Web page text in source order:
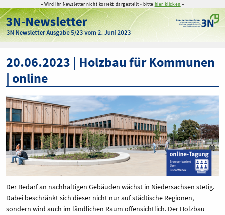
– Wird Ihr Newsletter nicht korrekt dargestellt - bitte hier klicken –
20.06.2023 | Holzbau für Kommunen
| online
Der Bedarf an nachhaltigen Gebäuden wächst in Niedersachsen stetig.
Dabei beschränkt sich dieser nicht nur auf städtische Regionen,
sondern wird auch im ländlichen Raum offensichtlich. Der Holzbau